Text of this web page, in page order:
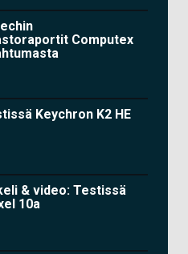
Computex
Keychron K2 HE
& video: Testissä
10a